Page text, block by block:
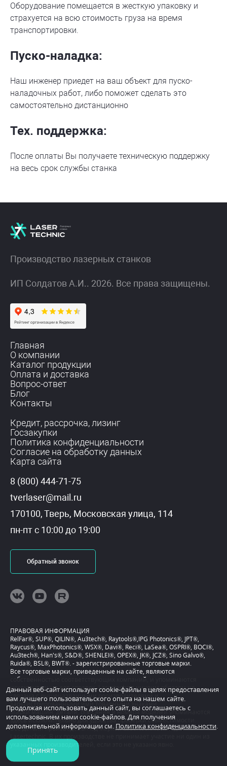
Оборудование помещается в жесткую упаковку и
страхуется на всю стоимость груза на время
транспортировки.
Пуско-наладка:
Наш инженер приедет на ваш объект для пуско-
наладочных работ, либо поможет сделать это
самостоятельно дистанционно
Тех. поддержка:
После оплаты Вы получаете техническую поддержку
на весь срок службы станка
Производство лазерных станков
ИП Солдатов А.И.. 2026. Все права защищены.
Главная
О компании
Каталог продукции
Оплата и доставка
Вопрос-ответ
Блог
Контакты
Кредит, рассрочка, лизинг
Госзакупки
Политика конфиденциальности
Согласие на обработку данных
Карта сайта
8 (800) 444-71-75
tverlaser@mail.ru
170100, Тверь, Московская улица, 114
пн-пт с 10:00 до 19:00
Обратный звонок
ПРАВОВАЯ ИНФОРМАЦИЯ
RelFar®, SUP®, QILIN®, Au3tech®, Raytools®,IPG Photonics®, JPT®,
Raycus®, MaxPhotonics®, WSX®, Davi®, Reci®, LaSea®, OSPRI®, BOCI®,
Au3tech®, Han's®, S&D®, SHENLEI®, OPEX®, JK®, JCZ®, Sino Galvo®,
Ruida®, BSL®, BWT®. - зарегистрированные торговые марки.
Все торговые марки, приведенные на сайте, являются
собственностью соответствующих компаний, и упоминаются
исключительно для справок. Lasertechnic никоим образом не
связана с вышеназванными производителями и
зарегистрированными ими товарными знаками.
Марки машин, детали, описания и номера моделей упоминаются
здесь исключительно для удобства проверки совместимости.
Все детали произведены под маркой Lasertechnic или для
указанных производителей, если это не указано явно.
Данный веб-сайт использует cookie-файлы в целях предоставления
вам лучшего пользовательского опыта на нашем сайте.
Продолжая использовать данный сайт, вы соглашаетесь с
использованием нами cookie-файлов. Для получения
дополнительной информации см. Политика конфиденциальности.
Принять